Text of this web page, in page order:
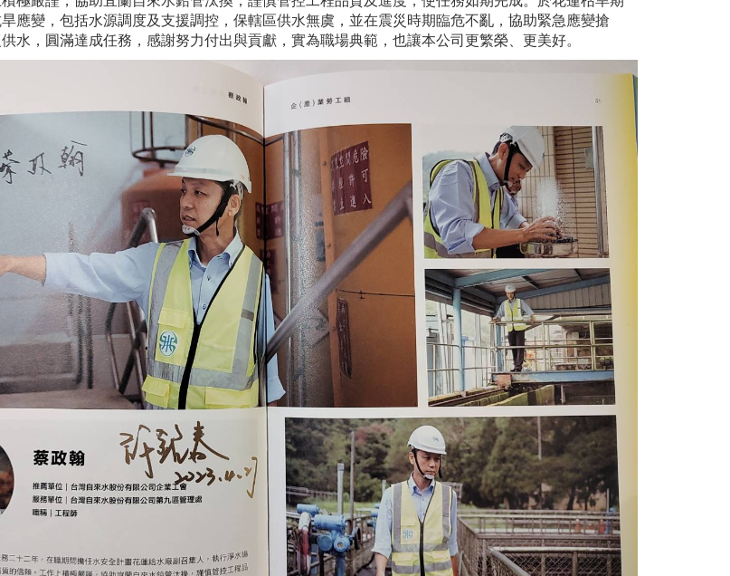
應變，包括水源調度及支援調控，保轄區供水無虞，並在震災時期臨危不亂，協助緊急應變搶
水，圓滿達成任務，感謝努力付出與貢獻，實為職場典範，也讓本公司更繁榮、更美好。